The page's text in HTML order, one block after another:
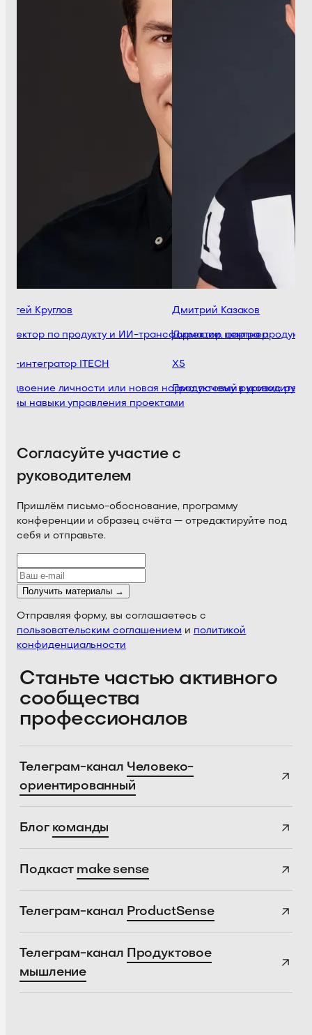
Круглов
по продукту и ИИ-трансформации, партнер
интегратор ITECH
личности или новая норма: почему в кризис
навыки управления проектами
Дмитрий Казаков
Директор центра
X5
Продуктовый
Согласуйте участие с
руководителем
Пришлём письмо-обоснование, программу
конференции и образец счёта — отредактируйте под
себя и отправьте.
Получить материалы →
Отправляя форму, вы соглашаетесь с
пользовательским соглашением и политикой
конфиденциальности
Станьте частью активного
сообщества
профессионалов
Телеграм-канал Человеко-
ориентированный
Блог команды
Подкаст make sense
Телеграм-канал ProductSense
Телеграм-канал Продуктовое
мышление